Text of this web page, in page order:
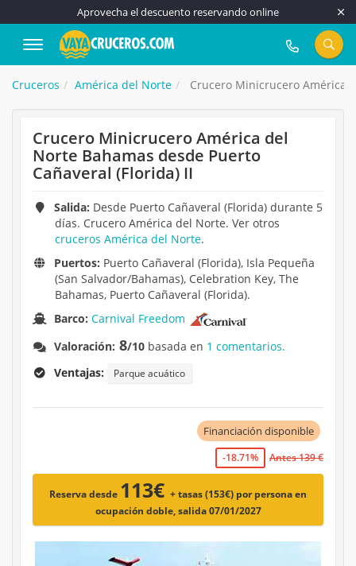
Aprovecha el descuento reservando online
917 815 555
Cruceros América del Norte Crucero Minicrucero América
Crucero Minicrucero América del
Norte Bahamas desde Puerto
Cañaveral (Florida) II
Salida: Desde Puerto Cañaveral (Florida) durante 5
días. Crucero América del Norte. Ver otros
cruceros América del Norte.
Puertos: Puerto Cañaveral (Florida), Isla Pequeña
(San Salvador/Bahamas), Celebration Key, The
Bahamas, Puerto Cañaveral (Florida).
Barco:Carnival Freedom
Valoración: 8/10 basada en 1 comentarios.
Ventajas:
Parque acuático
Financiación disponible
-18.71% Antes 139 €
Reserva desde 113€ + tasas (153€) por persona en
ocupación doble, salida 07/01/2027